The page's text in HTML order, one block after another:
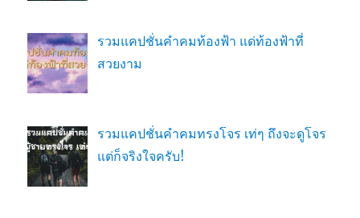
รวมแคปชั่นคำคมท้องฟ้า แด่ท้องฟ้าที่
สวยงาม
รวมแคปชั่นคำคมทรงโจร เท่ๆ ถึงจะดูโจร
แต่ก็จริงใจครับ!